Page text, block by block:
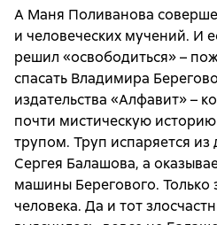
А Маня Поливанова
и человеческих мучений. И
решил «освободиться» –
спасать Владимира
издательства «Алфавит» –
почти мистическую
трупом. Труп испаряется из
Сергея Балашова, а
машины Берегового. Только
человека. Да и тот